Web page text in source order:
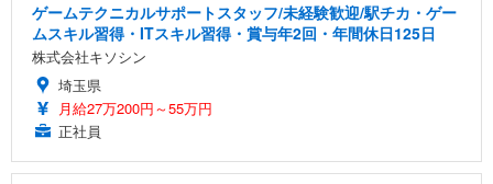
ゲームテクニカルサポートスタッフ/未経験歓迎/駅チカ・ゲー
ムスキル習得・ITスキル習得・賞与年2回・年間休日125日
株式会社キソシン
埼玉県
月給27万200円～55万円
正社員